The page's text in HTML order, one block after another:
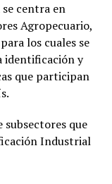
centra en
Agropecuario,
los cuales se
identificación y
que participan
subsectores que
Industrial